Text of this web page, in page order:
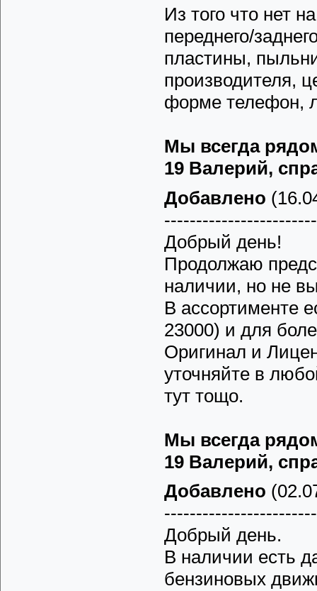
Из того что нет
переднего/
пластины,
производителя,
форме телефон,
Мы всегда
19 Валерий,
Добавлено
Добрый день!
Продолжаю
наличии, но не
В ассортименте
23000) и для
Оригинал и
уточняйте в
тут тощо.
Мы всегда
19 Валерий,
Добавлено
Добрый день.
В наличии есть
бензиновых